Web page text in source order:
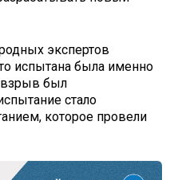
экспертов
испытана была именно
взрыв был
стало
которое провели